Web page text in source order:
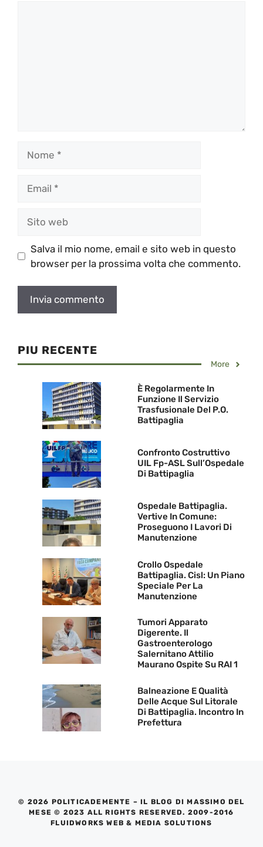
web
Salva il mio nome, email e sito web in questo
browser per la prossima volta che commento.
PIU RECENTE
More
È Regolarmente In
Funzione Il Servizio
Trasfusionale Del P.O.
Battipaglia
Confronto Costruttivo
UIL Fp-ASL Sull’Ospedale
Di Battipaglia
Ospedale Battipaglia.
Vertive In Comune:
Proseguono I Lavori Di
Manutenzione
Crollo Ospedale
Battipaglia. Cisl: Un Piano
Speciale Per La
Manutenzione
Tumori Apparato
Digerente. Il
Gastroenterologo
Salernitano Attilio
Maurano Ospite Su RAI 1
Balneazione E Qualità
Delle Acque Sul Litorale
Di Battipaglia. Incontro In
Prefettura
© 2026 POLITICADEMENTE – IL BLOG DI MASSIMO DEL
MESE © 2023 ALL RIGHTS RESERVED. 2009-2016
FLUIDWORKS WEB & MEDIA SOLUTIONS